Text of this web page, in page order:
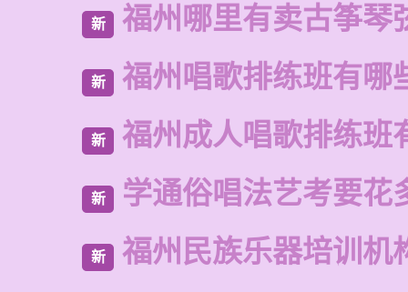
新 福州哪里有卖古筝琴
新 福州唱歌排练班有哪
新 福州成人唱歌排练班
新 学通俗唱法艺考要花
新 福州民族乐器培训机